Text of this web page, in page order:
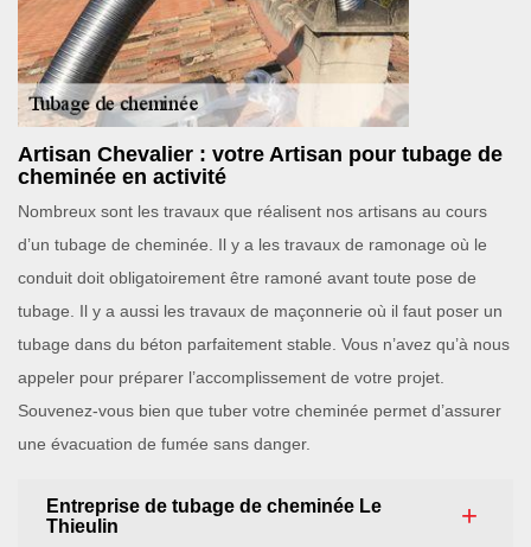
Artisan Chevalier : votre Artisan pour tubage de
cheminée en activité
Nombreux sont les travaux que réalisent nos artisans au cours
d’un tubage de cheminée. Il y a les travaux de ramonage où le
conduit doit obligatoirement être ramoné avant toute pose de
tubage. Il y a aussi les travaux de maçonnerie où il faut poser un
tubage dans du béton parfaitement stable. Vous n’avez qu’à nous
appeler pour préparer l’accomplissement de votre projet.
Souvenez-vous bien que tuber votre cheminée permet d’assurer
une évacuation de fumée sans danger.
Entreprise de tubage de cheminée Le
Thieulin